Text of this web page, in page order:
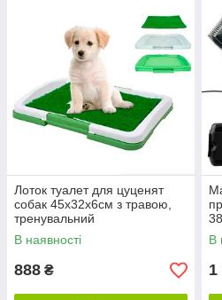
Лоток туалет для цуценят
собак 45х32х6см з травою,
тренувальний
В наявності
888 ₴
В
1